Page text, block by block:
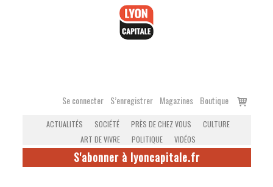
Se connecter S’enregistrer Magazines Boutique
Voir
ACTUALITÉS SOCIÉTÉ PRÈS DE CHEZ VOUS
CULTURE
ART DE VIVRE
POLITIQUE VIDÉOS
S'abonner à lyoncapitale.fr